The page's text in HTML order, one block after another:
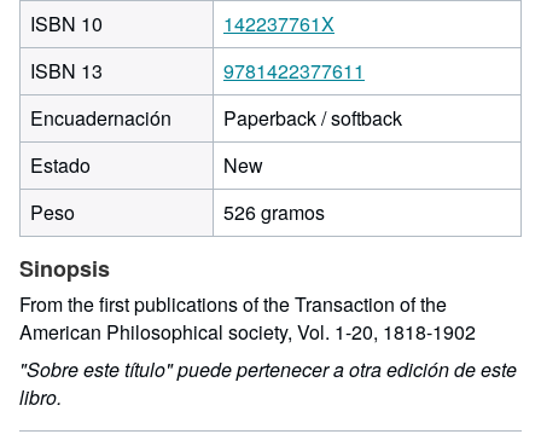
ISBN 10
142237761X
ISBN 13
9781422377611
Encuadernación
Paperback / softback
Estado
New
Peso
526 gramos
Sinopsis
From the first publications of the Transaction of the
American Philosophical society, Vol. 1-20, 1818-1902
"Sobre este título" puede pertenecer a otra edición de este
libro.